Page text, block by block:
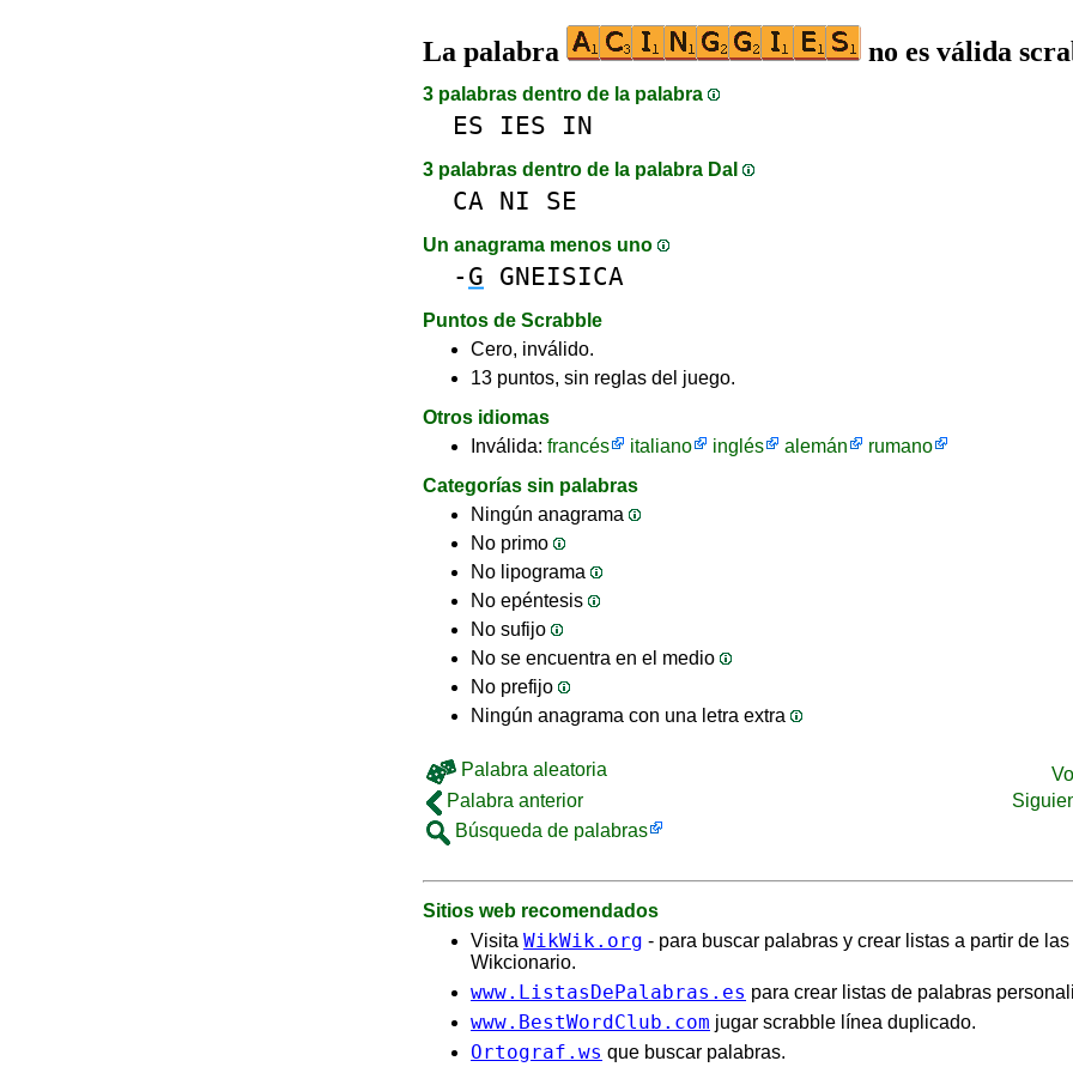
La palabra no es válida
3 palabras dentro de la palabra
ES IES IN
3 palabras dentro de la palabra DaI
CA NI SE
Un anagrama menos uno
- G GNEISICA
Puntos de Scrabble
Cero, inválido.
13 puntos, sin reglas del juego.
Otros idiomas
Inválida: francés italiano inglés alemán
rumano
Categorías sin palabras
Ningún anagrama
No primo
No lipograma
No epéntesis
No sufijo
No se encuentra en el medio
No prefijo
Ningún anagrama con una letra extra
Palabra aleatoria
Palabra anterior
Búsqueda de palabras
Sitios web recomendados
Visita WikWik.org - para buscar palabras y crear listas a partir de
Wikcionario.
www.ListasDePalabras.es para crear listas de palabras
www.BestWordClub.com jugar scrabble línea duplicado.
Ortograf.ws que buscar palabras.